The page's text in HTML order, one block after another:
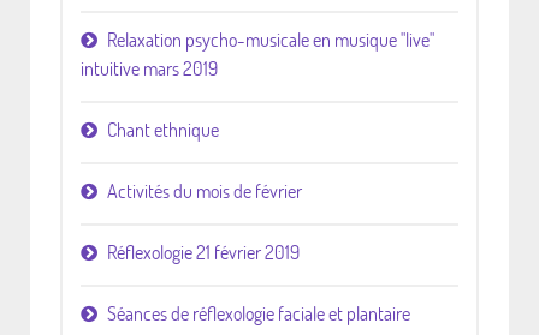
Relaxation psycho-musicale en musique "live"
intuitive mars 2019
Chant ethnique
Activités du mois de février
Réflexologie 21 février 2019
Séances de réflexologie faciale et plantaire